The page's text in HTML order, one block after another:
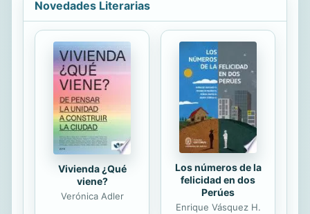
analizado en profundidad el estado
vista cuantitativo y cualitativo. Los
estudios realizados ofrecen
soluciones a los problemas a los que
se enfrentan los gestores a diario,
así como aportan nuevas alternativas
a la hora de plantear el diseño,...
Novedades Literarias
Vivienda ¿Qué
viene?
Verónica Adler
Los números de la
felicidad en dos
Perúes
Enrique Vásquez H.